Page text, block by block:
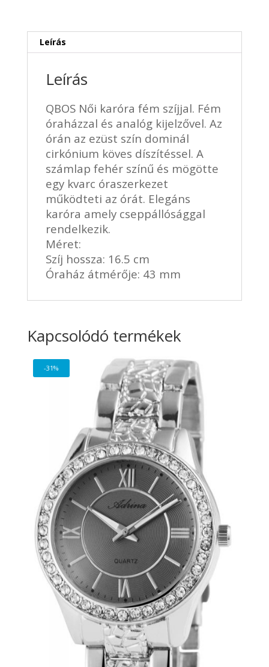
Leírás
Leírás
QBOS Női karóra fém szíjjal. Fém
óraházzal és analóg kijelzővel. Az
órán az ezüst szín dominál
cirkónium köves díszítéssel. A
számlap fehér színű és mögötte
egy kvarc óraszerkezet
működteti az órát. Elegáns
karóra amely cseppállósággal
rendelkezik.
Méret:
Szíj hossza: 16.5 cm
Óraház átmérője: 43 mm
Kapcsolódó termékek
-31%